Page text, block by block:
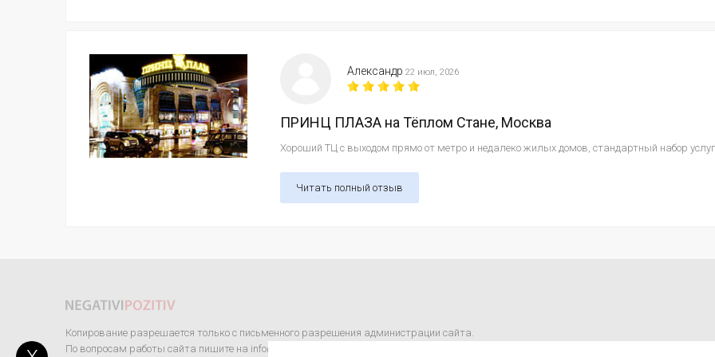
Александр22 июл, 2026
ПРИНЦ ПЛАЗА на Тёплом Стане, Москва
Хороший ТЦ с выходом прямо от метро и недалеко жилых домов, стандартный набор услуг
Читать полный отзыв
Копирование разрешается только с письменного разрешения администрации сайта.
По вопросам работы сайта пишите на info@negativipozitiv.com